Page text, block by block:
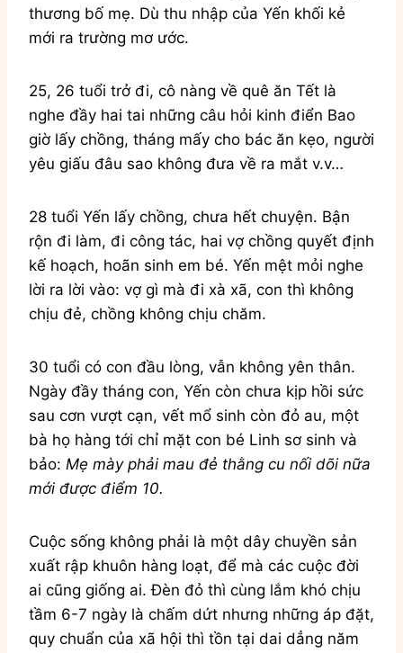
thương bố mẹ. Dù thu nhập của Yến khối kẻ
mới ra trường mơ ước.
25, 26 tuổi trở đi, cô nàng về quê ăn Tết là
nghe đầy hai tai những câu hỏi kinh điển Bao
giờ lấy chồng, tháng mấy cho bác ăn kẹo, người
yêu giấu đâu sao không đưa về ra mắt v.v…
28 tuổi Yến lấy chồng, chưa hết chuyện. Bận
rộn đi làm, đi công tác, hai vợ chồng quyết định
kế hoạch, hoãn sinh em bé. Yến mệt mỏi nghe
lời ra lời vào: vợ gì mà đi xà xã, con thì không
chịu đẻ, chồng không chịu chăm.
30 tuổi có con đầu lòng, vẫn không yên thân.
Ngày đầy tháng con, Yến còn chưa kịp hồi sức
sau cơn vượt cạn, vết mổ sinh còn đỏ au, một
bà họ hàng tới chỉ mặt con bé Linh sơ sinh và
bảo: Mẹ mày phải mau đẻ thằng cu nối dõi nữa
mới được điểm 10.
Cuộc sống không phải là một dây chuyền sản
xuất rập khuôn hàng loạt, để mà các cuộc đời
ai cũng giống ai. Đèn đỏ thì cùng lắm khó chịu
tầm 6-7 ngày là chấm dứt nhưng những áp đặt,
quy chuẩn của xã hội thì tồn tại dai dẳng năm